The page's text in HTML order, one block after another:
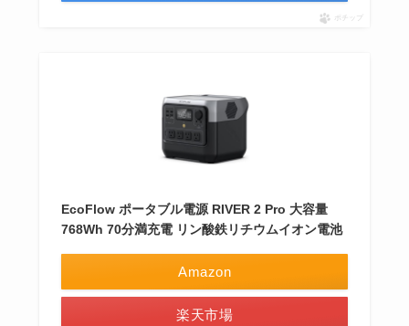
ポチップ
EcoFlow ポータブル電源 RIVER 2 Pro 大容量
768Wh 70分満充電 リン酸鉄リチウムイオン電池
Amazon
楽天市場